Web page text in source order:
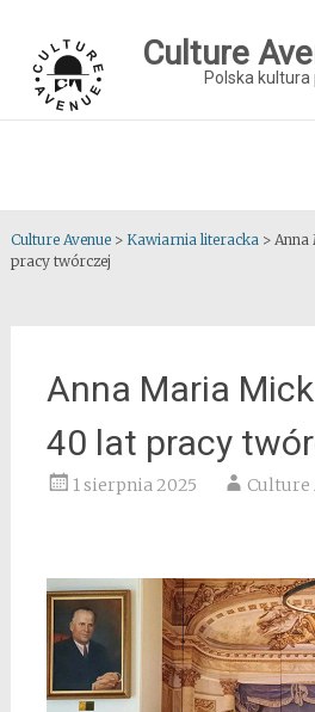
content
Culture
Polska
Culture Avenue> Kawiarnia literacka> Anna
pracy twórczej
Anna Maria
40 lat pracy
1 sierpnia 2025 Culture